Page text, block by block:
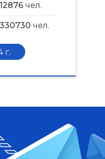
12876 чел.
330730 чел.
г.